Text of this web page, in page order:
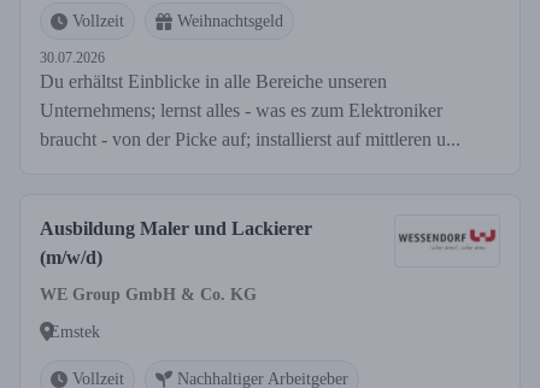
Vollzeit Weihnachtsgeld
30.07.2026
Du erhältst Einblicke in alle Bereiche unseren
Unternehmens; lernst alles - was es zum Elektroniker
braucht - von der Picke auf; installierst auf mittleren u...
Ausbildung Maler und Lackierer
(m/w/d)
WE Group GmbH & Co. KG
Emstek
Vollzeit Nachhaltiger Arbeitgeber